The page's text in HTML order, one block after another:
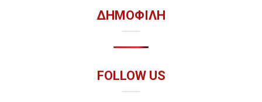
ΔΗΜΟΦΙΛΗ
FOLLOW US